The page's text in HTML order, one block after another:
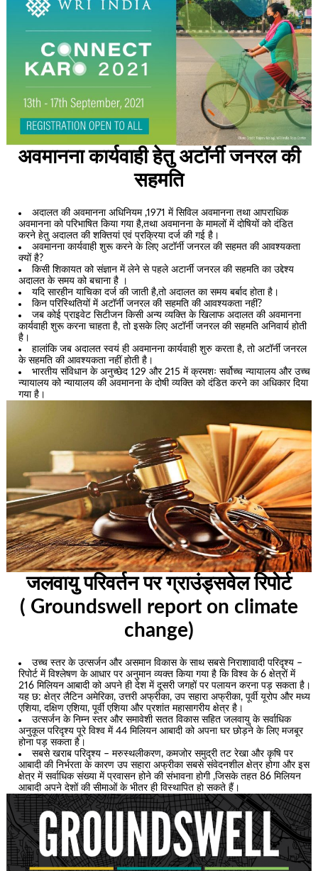
अवमानना कार्यवाही हेतु अटॉर्नी जनरल की
सहमति
अदालत की अवमानना अधिनियम ,1971 में सिविल अवमानना तथा आपराधिक
अवमानना को परिभाषित किया गया है,तथा अवमानना के मामलों में दोषियों को दंडित
करने हेतु अदालत की शक्तियां एवं प्रक्रिया दर्ज की गई है।
अवमानना कार्यवाही शुरू करने के लिए अटॉर्नी जनरल की सहमत की आवश्यकता
क्यों है?
किसी शिकायत को संज्ञान में लेने से पहले अटार्नी जनरल की सहमति का उद्देश्य
अदालत के समय को बचाना है ।
यदि सारहीन याचिका दर्ज की जाती है,तो अदालत का समय बर्बाद होता है।
किन परिस्थितियों में अटॉर्नी जनरल की सहमति की आवश्यकता नहीं?
जब कोई प्राइवेट सिटीजन किसी अन्य व्यक्ति के खिलाफ अदालत की अवमानना
कार्यवाही शुरू करना चाहता है, तो इसके लिए अटॉर्नी जनरल की सहमति अनिवार्य होती
है।
हालांकि जब अदालत स्वयं ही अवमानना कार्यवाही शुरु करता है, तो अटॉर्नी जनरल
के सहमति की आवश्यकता नहीं होती है।
भारतीय संविधान के अनुच्छेद 129 और 215 में क्रमशः सर्वोच्च न्यायालय और उच्च
न्यायालय को न्यायालय की अवमानना के दोषी व्यक्ति को दंडित करने का अधिकार दिया
गया है।
जलवायु परिवर्तन पर ग्राउंड्सवेल रिपोर्ट
( Groundswell report on climate
change)
उच्च स्तर के उत्सर्जन और असमान विकास के साथ सबसे निराशावादी परिदृश्य –
रिपोर्ट में विश्लेषण के आधार पर अनुमान व्यक्त किया गया है कि विश्व के 6 क्षेत्रों में
216 मिलियन आबादी को अपने ही देश में दूसरी जगहों पर पलायन करना पड़ सकता है।
यह छ: क्षेत्र लैटिन अमेरिका, उत्तरी अफ्रीका, उप सहारा अफ्रीका, पूर्वी यूरोप और मध्य
एशिया, दक्षिण एशिया, पूर्वी एशिया और प्रशांत महासागरीय क्षेत्र है।
उत्सर्जन के निम्न स्तर और समावेशी सतत विकास सहित जलवायु के सर्वाधिक
अनुकूल परिदृश्य पूरे विश्व में 44 मिलियन आबादी को अपना घर छोड़ने के लिए मजबूर
होना पड़ सकता है।
सबसे खराब परिदृश्य – मरुस्थलीकरण, कमजोर समुद्री तट रेखा और कृषि पर
आबादी की निर्भरता के कारण उप सहारा अफ्रीका सबसे संवेदनशील क्षेत्र होगा और इस
क्षेत्र में सर्वाधिक संख्या में प्रवासन होने की संभावना होगी ,जिसके तहत 86 मिलियन
आबादी अपने देशों की सीमाओं के भीतर ही विस्थापित हो सकते हैं।